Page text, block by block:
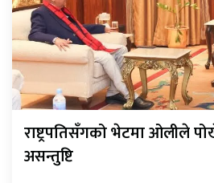
राष्ट्रपतिसँगको भेटमा ओलीले
असन्तुष्टि